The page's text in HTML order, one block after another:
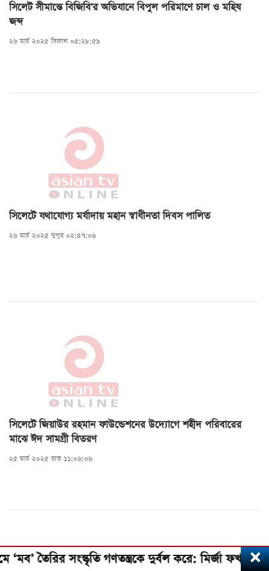
সিলেট সীমান্তে বিজিবি'র অভিযানে বিপুল পরিমাণে চাল ও মহিষ
জব্দ
২৬ মার্চ ২০২৫ বিকাল ০৫:২৮:৫৯
সিলেটে যথাযোগ্য মর্যাদায় মহান স্বাধীনতা দিবস পালিত
২৬ মার্চ ২০২৫ দুপুর ০২:৪৭:০৬
সিলেটে জিয়াউর রহমান ফাউন্ডেশনের উদ্যোগে শহীদ পরিবারের
মাঝে ঈদ সামগ্রী বিতরণ
২৫ মার্চ ২০২৫ রাত ১১:০৬:০৬
তৈরির সংস্কৃতি গণতন্ত্রকে দুর্বল করে: মির্জা ফখরুল। ×